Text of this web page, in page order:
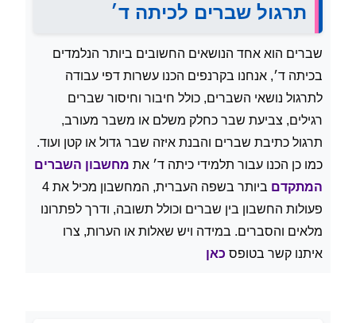
תרגול שברים לכיתה ד׳
שברים הוא אחד הנושאים החשובים ביותר הנלמדים
בכיתה ד׳, אנחנו בקרנפים הכנו עשרות דפי עבודה
לתרגול נושאי השברים, כולל חיבור וחיסור שברים
רגילים, צביעת שבר כחלק משלם או משבר מעורב,
תרגול כתיבת שברים והבנת איזה שבר גדול או קטן ועוד.
כמו כן הכנו עבור תלמידי כיתה ד׳ את מחשבון השברים
המתקדם
ביותר בשפה העברית, המחשבון מכיל את 4
פעולות החשבון בין שברים וכולל תשובה, ודרך לפתרונו
מלאים והסברים. במידה ויש שאלות או הערות, צרו
איתנו קשר בטופס כאן